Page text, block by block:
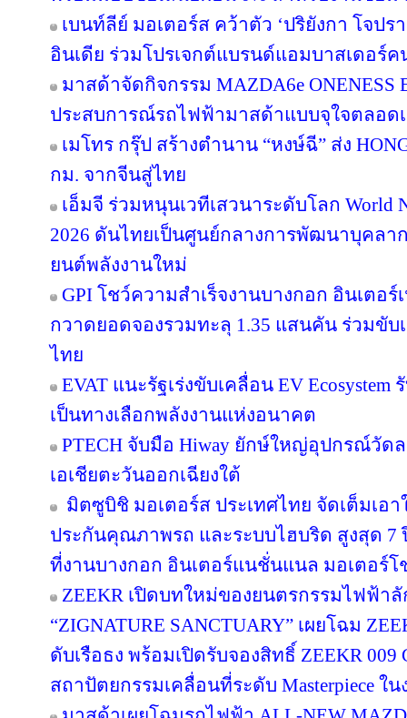
เบนท์ลีย์ มอเตอร์ส คว้าตัว ‘ปริยังกา โจป
อินเดีย ร่วมโปรเจกต์แบรนด์แอมบาสเดอร์ค
มาสด้าจัดกิจกรรม MAZDA6e
ประสบการณ์รถไฟฟ้ามาสด้าแบบจุใจตลอ
เมโทร กรุ๊ป สร้างตำนาน “หงษ์ฉี” ส่ง
กม. จากจีนสู่ไทย
เอ็มจี ร่วมหนุนเวทีเสวนาระดับโลก World
2026 ดันไทยเป็นศูนย์กลางการพัฒนาบุคล
ยนต์พลังงานใหม่
GPI โชว์ความสำเร็จงานบางกอก อินเตอ
กวาดยอดจองรวมทะลุ 1.35 แสนคัน ร่วมขั
ไทย
EVAT แนะรัฐเร่งขับเคลื่อน EV
เป็นทางเลือกพลังงานแห่งอนาคต
PTECH จับมือ Hiway ยักษ์ใหญ่อุปกรณ์วัด
เอเชียตะวันออกเฉียงใต้
มิตซูบิชิ มอเตอร์ส ประเทศไทย จัดเต็มเอ
ประกันคุณภาพรถ และระบบไฮบริด สูงสุด 7
ที่งานบางกอก อินเตอร์แนชั่นแนล มอเตอร์โ
ZEEKR เปิดบทใหม่ของยนตรกรรมไฟฟ้า
“ZIGNATURE SANCTUARY” เผยโฉม
ดับเรือธง พร้อมเปิดรับจองสิทธิ์ ZEEKR
สถาปัตยกรรมเคลื่อนที่ระดับ Masterpiece ใ